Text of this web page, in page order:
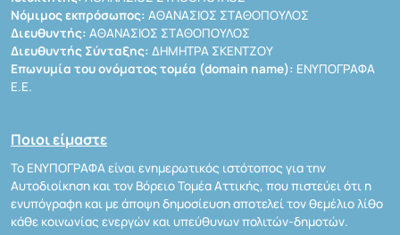
Νόμιμος εκπρόσωπος: ΑΘΑΝΑΣΙΟΣ ΣΤΑΘΟΠΟΥΛΟΣ
Διευθυντής: ΑΘΑΝΑΣΙΟΣ ΣΤΑΘΟΠΟΥΛΟΣ
Διευθυντής Σύνταξης: ΔΗΜΗΤΡΑ ΣΚΕΝΤΖΟΥ
Επωνυμία του ονόματος τομέα (domain name): ΕΝΥΠΟΓΡΑΦΑ
Ε.Ε.
Ποιοι είμαστε
Το ΕΝΥΠΟΓΡΑΦΑ είναι ενημερωτικός ιστότοπος για την
Αυτοδιοίκηση και τον Βόρειο Τομέα Αττικής, που πιστεύει ότι η
ενυπόγραφη και με άποψη δημοσίευση αποτελεί τον θεμέλιο λίθο
κάθε κοινωνίας ενεργών και υπεύθυνων πολιτών-δημοτών.